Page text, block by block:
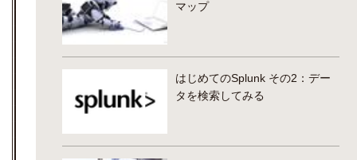
マップ
はじめてのSplunk その2：デー
タを検索してみる